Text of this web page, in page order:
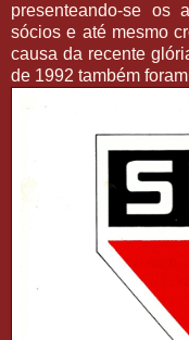
presenteando-se os
sócios e até mesmo
causa da recente
de 1992 também